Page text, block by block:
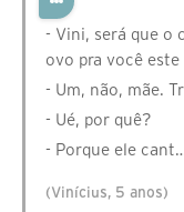
- Vini, será que o
ovo pra você este
- Um, não, mãe.
- Ué, por quê?
- Porque ele
(Vinícius, 5 anos)